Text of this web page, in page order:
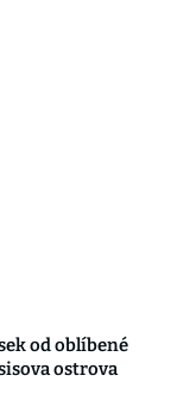
od oblíbené
ostrova